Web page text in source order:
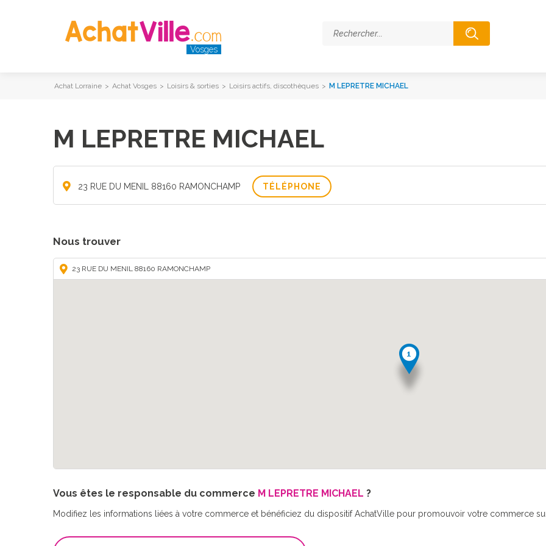
Vosges
Achat Lorraine > Achat Vosges > Loisirs & sorties > Loisirs actifs, discothèques > M LEPRETRE MICHAEL
M LEPRETRE MICHAEL
23 RUE DU MENIL 88160 RAMONCHAMP TÉLÉPHONE
Nous trouver
23 RUE DU MENIL 88160 RAMONCHAMP
Vous êtes le responsable du commerce M LEPRETRE MICHAEL ?
Modifiez les informations liées à votre commerce et bénéficiez du dispositif AchatVille pour promouvoir votre commerce